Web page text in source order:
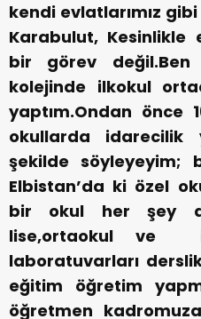
kendi evlatlarımız
Karabulut, Kesinlikle
bir görev
kolejinde ilkokul
yaptım.Ondan önce
okullarda idarecilik
şekilde söyleyeyim;
Elbistan’da ki özel
bir okul her şey
lise,ortaokul ve
laboratuvarları
eğitim öğretim
öğretmen